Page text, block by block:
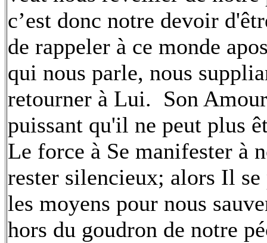
c’est donc notre devoir
de rappeler à ce monde
qui nous parle, nous
retourner à Lui. Son
puissant qu'il ne peut plus
Le force à Se manifester à
rester silencieux; alors Il
les moyens pour nous
hors du goudron de notre